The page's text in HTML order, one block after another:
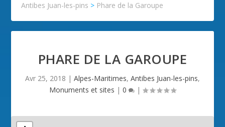
Antibes Juan-les-pins > Phare de la Garoupe
PHARE DE LA GAROUPE
Avr 25, 2018 | Alpes-Maritimes, Antibes Juan-les-pins,
Monuments et sites | 0 |